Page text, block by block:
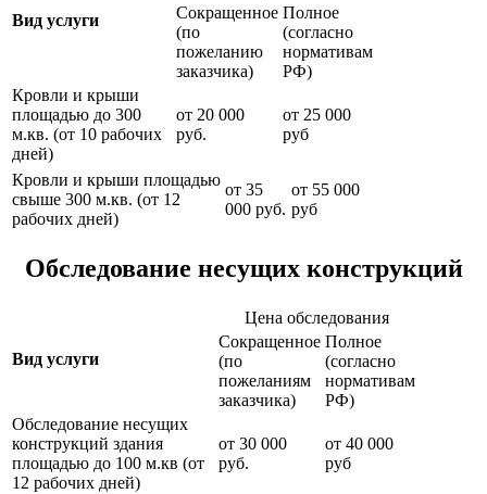
Вид услуги
Сокращенное
(по
пожеланию
заказчика)
Полное
(согласно
нормативам
РФ)
Кровли и крыши
площадью до 300
м.кв. (от 10 рабочих
дней)
от 20 000
руб.
от 25 000
руб
Кровли и крыши площадью
свыше 300 м.кв. (от 12
рабочих дней)
от 35
000 руб.
от 55 000
руб
Обследование несущих конструкций
Вид услуги
Цена обследования
Сокращенное
(по
пожеланиям
заказчика)
Полное
(согласно
нормативам
РФ)
Обследование несущих
конструкций здания
площадью до 100 м.кв (от
12 рабочих дней)
от 30 000
руб.
от 40 000
руб